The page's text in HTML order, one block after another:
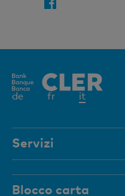
de fr itElemento
Servizi
Documenti
Blocco carta